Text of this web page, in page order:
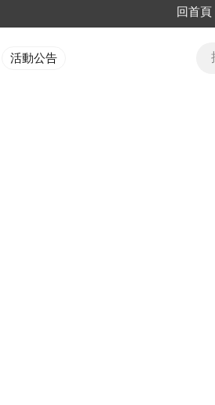
回首頁
活動公告